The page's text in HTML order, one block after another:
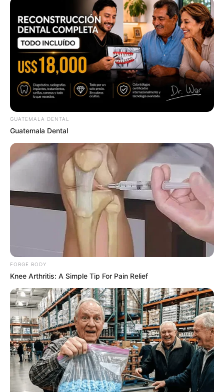
โชคลาภจะมาจากตลาดสด การเงินค่อนข้างโดดเด่น
มีเกณฑ์ได้เงินเข้ามา ใครค้าขาย หรือทำงานส่วนตัว
ค่อนข้างไปได้ด้วยดี เงินสะพัด ด้านสุขภาพท่านต้อง
ระวังมีเกณฑ์ติดโรคระบาด ความรักเอาใจใส่กันดี
คนวันอังคาร
ไพ่ประจำวันของท่าน คือ ไพ่สังคม
โชคลาภจะมากคนรอบข้าง เพื่อนบ้าน หรือเพื่อนสนิท
วันนี้ใครทำงานด้านออนไลน์จะประสบความสำเร็จดี
บางท่านมีเกณฑ์เดินทางเกิดขึ้น ด้านคนที่ยังโสดมี
เกณฑ์พบรักออนไลน์ การเงินมีรายจ่ายหมดไปกับ
สังคมรอบข้าง
ไพ่ประจำวันของท่าน คือ ไพ่ภาระหน้าที่
โชคลาภจะมาจากสถานที่ทำงาน วันนี้รู้สึกเหนื่อยทั้ง
หาย เหนื่อยทั้งใจ มีเรื่องให้ต้องคิด และจัดการ บาง
ท่านต้องแก้ปัญหาให้คนอื่น เรื่องตัวเองก็ยังไม่รอด
สุขภาพมีอาการปวดเมื่อยตามร่างกาย บางท่าน
เครียดนอนไม่หลับ
คนวันพฤหัสบดี
GUATEMALA DENTAL
Guatemala Dental
FORGE BODY
Knee Arthritis: A Simple Tip For Pain Relief